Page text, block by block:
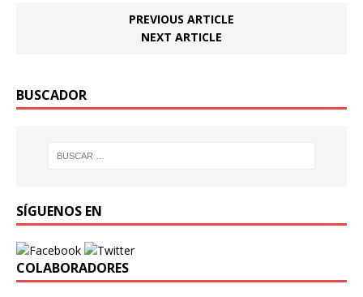
PREVIOUS ARTICLE
NEXT ARTICLE
BUSCADOR
SÍGUENOS EN
COLABORADORES